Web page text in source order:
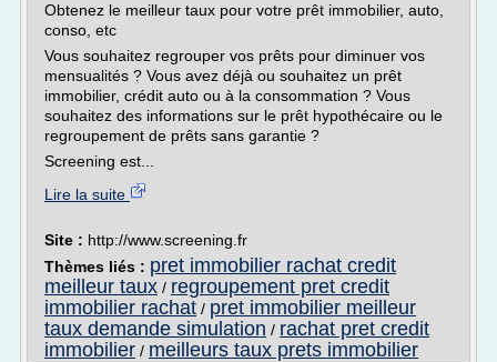
Obtenez le meilleur taux pour votre prêt immobilier, auto,
conso, etc
Vous souhaitez regrouper vos prêts pour diminuer vos
mensualités ? Vous avez déjà ou souhaitez un prêt
immobilier, crédit auto ou à la consommation ? Vous
souhaitez des informations sur le prêt hypothécaire ou le
regroupement de prêts sans garantie ?
Screening est...
Lire la suite
Site : http://www.screening.fr
Thèmes liés : pret immobilier rachat credit
meilleur taux / regroupement pret credit
immobilier rachat / pret immobilier meilleur
taux demande simulation / rachat pret credit
immobilier / meilleurs taux prets immobilier